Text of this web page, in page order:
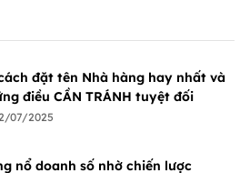
đặt tên Nhà hàng hay nhất và
điều CẦN TRÁNH tuyệt đối
07/2025
nổ doanh số nhờ chiến lược